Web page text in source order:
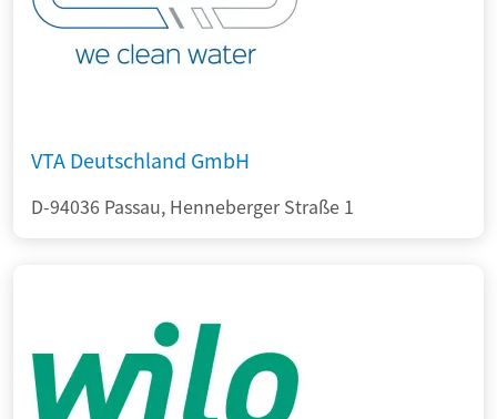
VTA Deutschland GmbH
D-94036 Passau, Henneberger Straße 1